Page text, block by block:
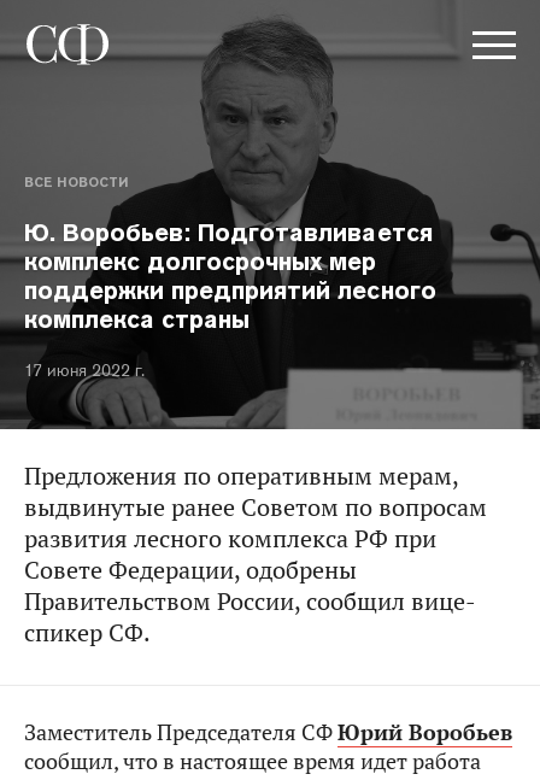
ВСЕ НОВОСТИ
Ю. Воробьев: Подготавливается
комплекс долгосрочных мер
поддержки предприятий лесного
комплекса страны
17 июня 2022 г.
Предложения по оперативным мерам,
выдвинутые ранее Советом по вопросам
развития лесного комплекса РФ при
Совете Федерации, одобрены
Правительством России, сообщил вице-
спикер СФ.
Заместитель Председателя СФЮрий Воробьев
сообщил, что в настоящее время идет работа